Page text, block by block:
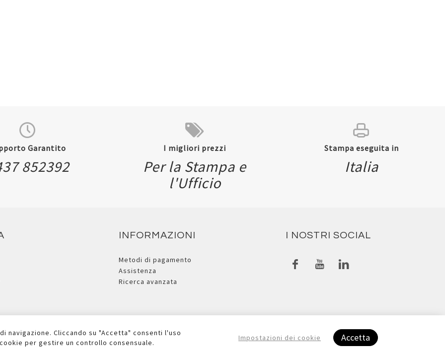
Garantito
852392
I migliori prezzi
Per la Stampa e
l'Ufficio
Stampa eseguita in
Italia
INFORMAZIONI
Metodi di pagamento
Assistenza
Ricerca avanzata
I NOSTRI SOCIAL
navigazione. Cliccando su "Accetta" consenti l'uso
per gestire un controllo consensuale.
Impostazioni dei cookie Accetta